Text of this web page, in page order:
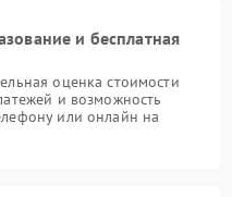
и бесплатная
оценка стоимости
и возможность
или онлайн на